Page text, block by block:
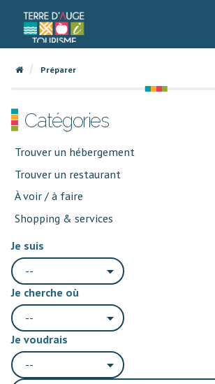
Préparer
Catégories
Trouver un hébergement
Trouver un restaurant
À voir / à faire
Shopping & services
Je suis
--
Je cherche où
--
Je voudrais
--